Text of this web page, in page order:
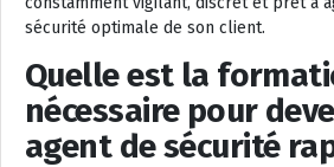
sécurité optimale de son client.
Quelle est la
nécessaire pour
agent de sécurité